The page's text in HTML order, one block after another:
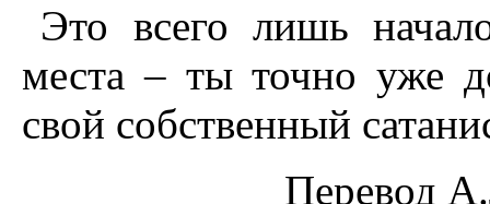
Это всего лишь
места – ты точно уже
свой собственный
Перевод